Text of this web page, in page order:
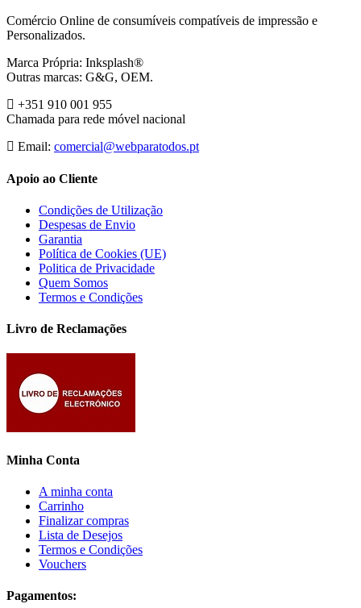
Comércio Online de consumíveis compatíveis de impressão e
Personalizados.
Marca Própria: Inksplash®
Outras marcas: G&G, OEM.
+351 910 001 955
Chamada para rede móvel nacional
Email: comercial@webparatodos.pt
Apoio ao Cliente
Condições de Utilização
Despesas de Envio
Garantia
Política de Cookies (UE)
Politica de Privacidade
Quem Somos
Termos e Condições
Livro de Reclamações
Minha Conta
A minha conta
Carrinho
Finalizar compras
Lista de Desejos
Termos e Condições
Vouchers
Pagamentos: